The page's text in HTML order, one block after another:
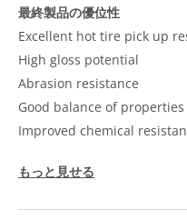
最終製品の優位性
Excellent hot tire pick up
High gloss potential
Abrasion resistance
Good balance of properties
Improved chemical
もっと見せる